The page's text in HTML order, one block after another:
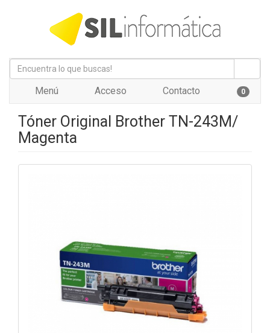
Menú Acceso Contacto 0
Tóner Original Brother TN-243M/
Magenta